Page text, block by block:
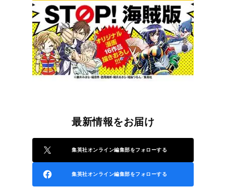
最新情報をお届け
集英社オンライン編集部をフォローする
集英社オンライン編集部をフォローする